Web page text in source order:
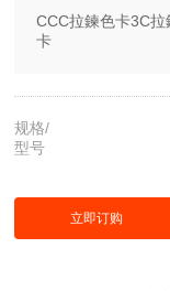
CCC拉鍊色卡3C
卡
规格/
型号
立即订购